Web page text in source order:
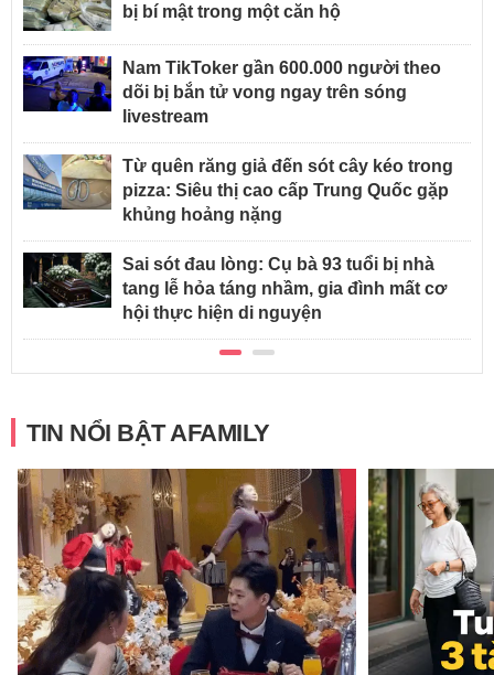
bị bí mật trong một căn hộ
Nam TikToker gần 600.000 người theo
dõi bị bắn tử vong ngay trên sóng
livestream
Từ quên răng giả đến sót cây kéo trong
pizza: Siêu thị cao cấp Trung Quốc gặp
khủng hoảng nặng
Sai sót đau lòng: Cụ bà 93 tuổi bị nhà
tang lễ hỏa táng nhầm, gia đình mất cơ
hội thực hiện di nguyện
TIN NỔI BẬT AFAMILY